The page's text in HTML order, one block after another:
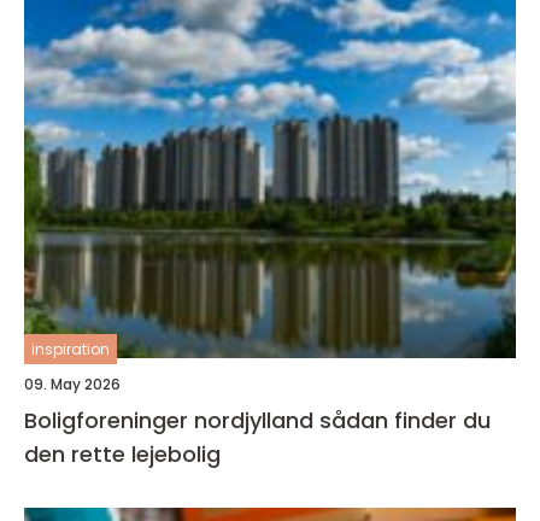
inspiration
09. May 2026
Boligforeninger nordjylland sådan finder du
den rette lejebolig